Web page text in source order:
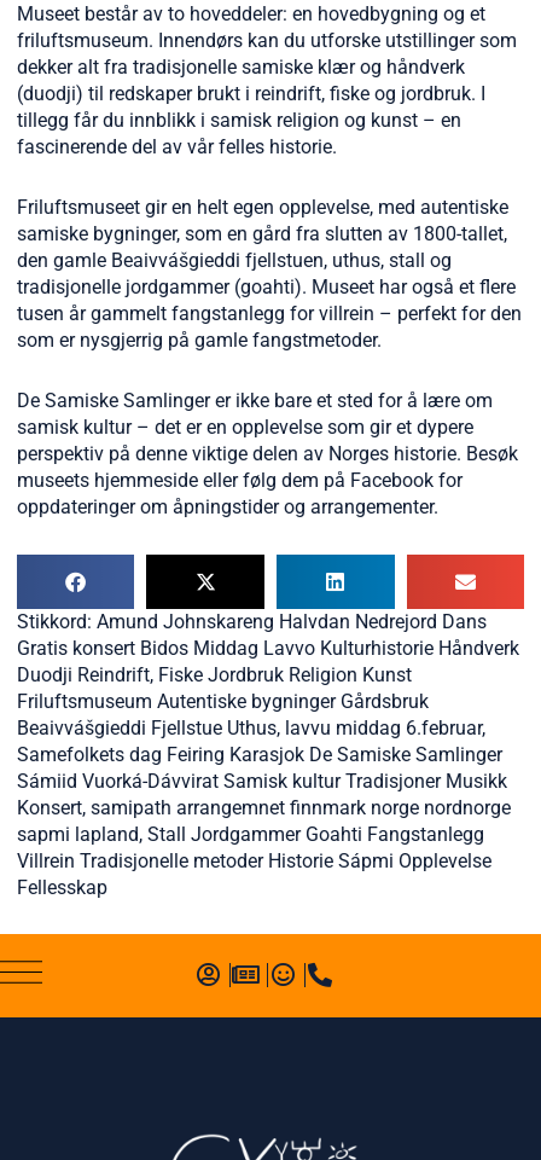
Museet består av to hoveddeler: en hovedbygning og et
friluftsmuseum. Innendørs kan du utforske utstillinger som
dekker alt fra tradisjonelle samiske klær og håndverk
(duodji) til redskaper brukt i reindrift, fiske og jordbruk. I
tillegg får du innblikk i samisk religion og kunst – en
fascinerende del av vår felles historie.
Friluftsmuseet gir en helt egen opplevelse, med autentiske
samiske bygninger, som en gård fra slutten av 1800-tallet,
den gamle Beaivvášgieddi fjellstuen, uthus, stall og
tradisjonelle jordgammer (goahti). Museet har også et flere
tusen år gammelt fangstanlegg for villrein – perfekt for den
som er nysgjerrig på gamle fangstmetoder.
De Samiske Samlinger er ikke bare et sted for å lære om
samisk kultur – det er en opplevelse som gir et dypere
perspektiv på denne viktige delen av Norges historie. Besøk
museets hjemmeside eller følg dem på Facebook for
oppdateringer om åpningstider og arrangementer.
Stikkord: Amund Johnskareng Halvdan Nedrejord Dans
Gratis konsert Bidos Middag Lavvo Kulturhistorie Håndverk
Duodji Reindrift, Fiske Jordbruk Religion Kunst
Friluftsmuseum Autentiske bygninger Gårdsbruk
Beaivvášgieddi Fjellstue Uthus, lavvu middag 6.februar,
Samefolkets dag Feiring Karasjok De Samiske Samlinger
Sámiid Vuorká-Dávvirat Samisk kultur Tradisjoner Musikk
Konsert, samipath arrangemnet finnmark norge nordnorge
sapmi lapland, Stall Jordgammer Goahti Fangstanlegg
Villrein Tradisjonelle metoder Historie Sápmi Opplevelse
Fellesskap